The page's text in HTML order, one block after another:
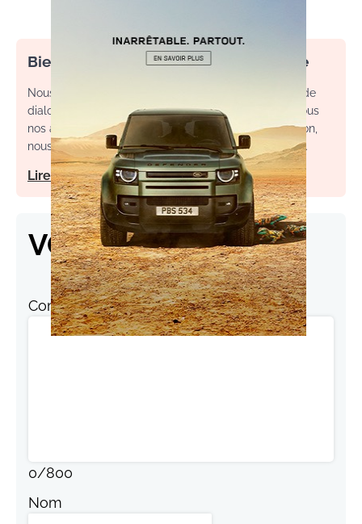
Bienvenue dans l’espace commentaire
Nous souhaitons un espace de débat, d’échange et de
dialogue. Afin d'améliorer la qualité des échanges sous
nos articles, ainsi que votre expérience de contribution,
nous vous invitons à consulter nos règles d’utilisation.
Lire notre charte
VOS RÉACTIONS
Commentaire
0/800
Nom